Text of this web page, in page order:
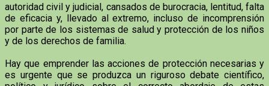
autoridad civil y judicial, cansados de burocracia, lentitud, falta
de eficacia y, llevado al extremo, incluso de incomprensión
por parte de los sistemas de salud y protección de los niños
y de los derechos de familia.
Hay que emprender las acciones de protección necesarias y
es urgente que se produzca un riguroso debate científico,